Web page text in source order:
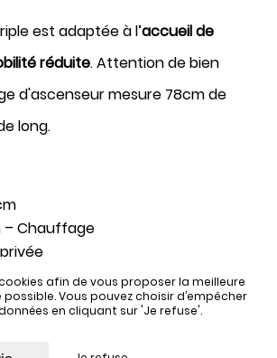
est adaptée à l’accueil de
réduite. Attention de bien
d'ascenseur mesure 78cm de
long.
– Chauffage
afin de vous proposer la meilleure
Vous pouvez choisir d’empêcher
en cliquant sur 'Je refuse'.